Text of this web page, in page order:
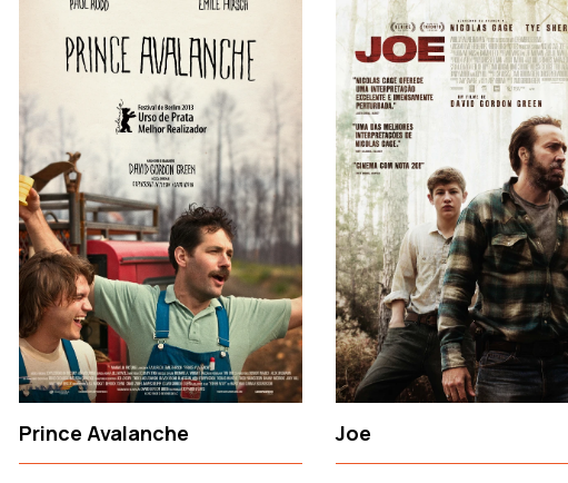
Prince Avalanche Joe